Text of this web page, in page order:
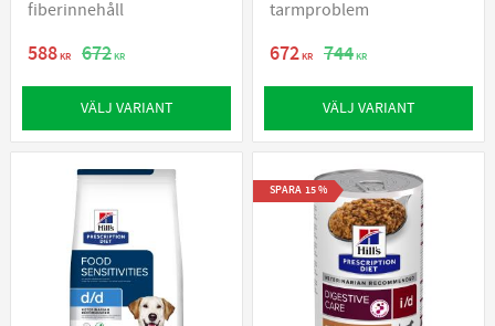
fiberinnehåll
588KR 672KR
VÄLJ VARIANT
tarmproblem
672KR 744KR
VÄLJ VARIANT
SPARA 15%